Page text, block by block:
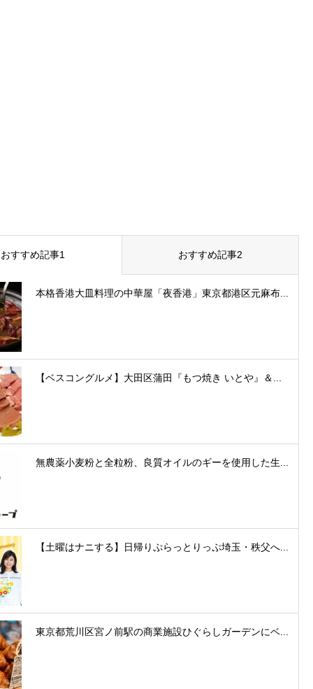
おすすめ記事1 おすすめ記事2
本格香港大皿料理の中華屋「夜香港」東京都港区元麻布...
【ベスコングルメ】大田区蒲田『もつ焼き いとや』＆...
無農薬小麦粉と全粒粉、良質オイルのギーを使用した生...
【土曜はナニする】日帰りぷらっとりっぷ埼玉・秩父へ...
東京都荒川区宮ノ前駅の商業施設ひぐらしガーデンにベ...